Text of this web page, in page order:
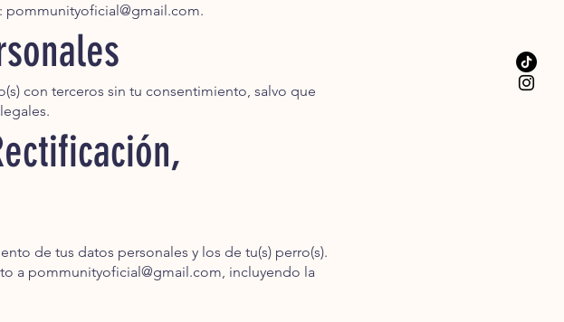
pommunityoficial@gmail.com.
con terceros sin tu consentimiento, salvo que
de tus datos personales y los de tu(s) perro(s).
a pommunityoficial@gmail.com, incluyendo la